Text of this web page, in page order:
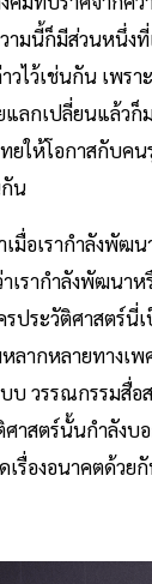
วามนี้ก็มีส่วนหนึ่ง
วไว้เช่นกัน เพร
แลกเปลี่ยนแล้วก็
ยให้โอกาสกับค
กัน
เมื่อเรากำลังพัฒ
เรากำลังพัฒนาห
ระวัติศาสตร์นี่เ
ลากหลายทางเพ
บ วรรณกรรมสื่อ
ศาสตร์นั้นกำลัง
รื่องอนาคตด้วย